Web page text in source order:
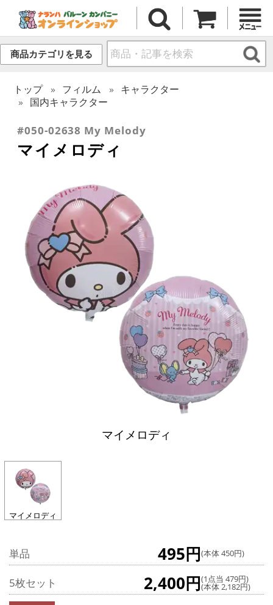
商品カテゴリを見る
トップ フィルム
キャラクター
国内キャラクター
#050-02638 My Melody
マイメロディ
マイメロディ
マイメロディ
単品 495円(本体 450円)
5枚セット 2,400円(1点当 479円)
(本体 2,182円)